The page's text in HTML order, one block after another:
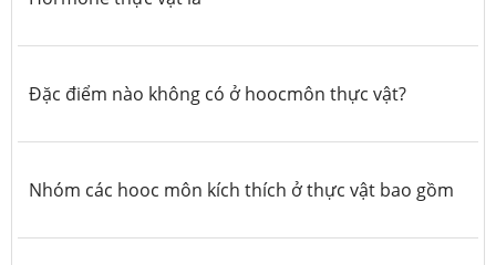
Đặc điểm nào không có ở hoocmôn thực vật?
Nhóm các hooc môn kích thích ở thực vật bao gồm